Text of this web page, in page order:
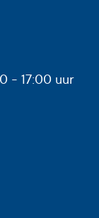
vanaf 9:00 - 17:00 uur